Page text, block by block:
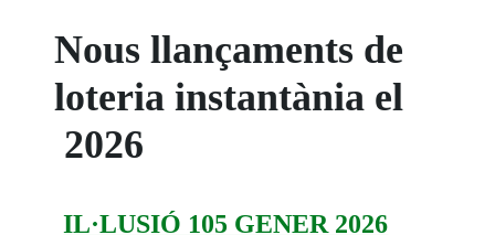
Nous llançaments de
loteria instantània el
2026
IL·LUSIÓ 105 GENER 2026